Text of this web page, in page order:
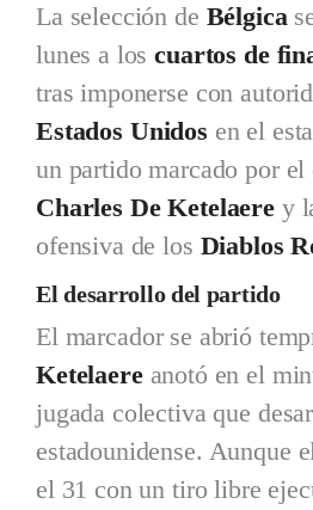
La selección de Bélgica
lunes a loscuartos de
tras imponerse con
Estados Unidos en el
un partido marcado por el
Charles De Ketelaere y
ofensiva de los Diablos
El desarrollo del partido
El marcador se abrió
Ketelaereanotó en el
jugada colectiva que
estadounidense. Aunque
el 31 con un tiro libre